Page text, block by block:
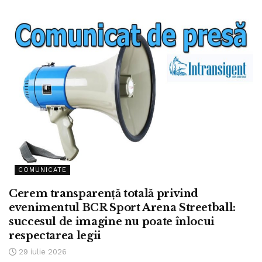
COMUNICATE
Cerem transparență totală privind
evenimentul BCR Sport Arena Streetball:
succesul de imagine nu poate înlocui
respectarea legii
29 iulie 2026